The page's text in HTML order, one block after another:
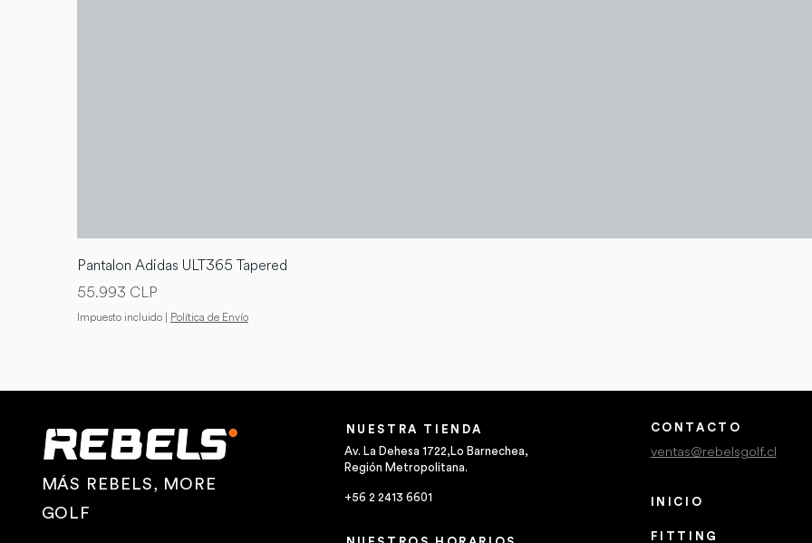
Pantalon Adidas ULT365 Tapered
Precio
55.993 CLP
Impuesto incluido | Política de Envío
MÁS REBELS, MORE
GOLF
NUESTRA TIENDA
Av. La Dehesa 1722,Lo Barnechea,
Región Metropolitana.
+56 2 2413 6601
CONTACTO
ventas@rebelsgolf.cl
INICIO
FITTING